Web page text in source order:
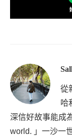
從
哈
深信好故事能成
world. 」一沙一